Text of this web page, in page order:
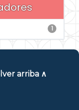
1
arriba ∧